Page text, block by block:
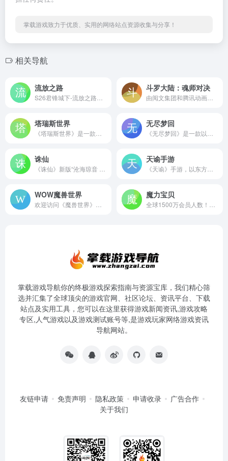
掌载游戏致力于优质、实用的网络站点资源收集与分享！
相关导航
流放之路 斗罗大陆：魂师对决
塔瑞斯世界 无尽梦回
诛仙 天谕手游
WOW魔兽世界 魔力宝贝
掌载游戏导航你的终极游戏探索指南与资源宝库，我们精心筛
选并汇集了全球顶尖的游戏官网、社区论坛、资讯平台、下载
站点及实用工具，您可以在这里获得游戏新闻资讯,游戏攻略
专区,人气游戏以及游戏测试账号等,是游戏玩家网络游戏资讯
导航网站。
友链申请 免责声明 隐私政策 申请收录
广告合作
关于我们